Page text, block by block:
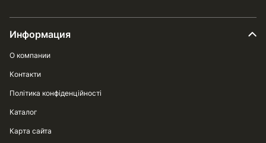
Информация
О компании
Контакти
Політика конфіденційності
Каталог
Карта сайта